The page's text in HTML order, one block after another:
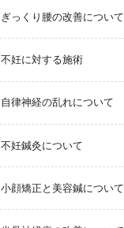
ぎっくり腰の改善について
不妊に対する施術
自律神経の乱れについて
不妊鍼灸について
小顔矯正と美容鍼について